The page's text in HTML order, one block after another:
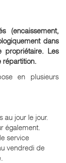
(encaissement,
dans
propriétaire. Les
répartition.
en plusieurs
au jour le jour.
également.
service
vendredi de